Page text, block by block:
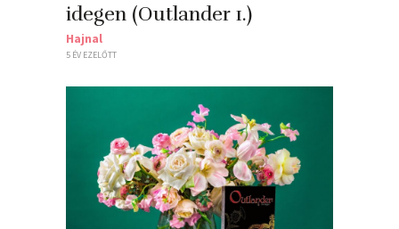
idegen (Outlander 1.)
Hajnal
5 ÉV EZELŐTT